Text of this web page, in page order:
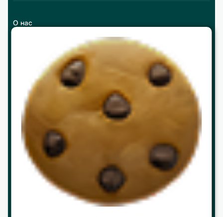
О нас
Реквизиты и контакты
Партнерство
Работа в ЦБО
Программы
МВА
mini МВА
Корпоративное обучение
Интеллектуальные путешествия